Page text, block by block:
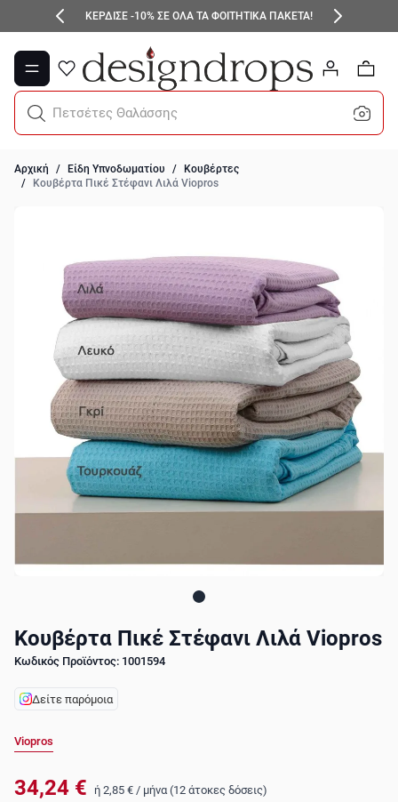
ΚΕΡΔΙΣΕ -10% ΣΕ ΟΛΑ ΤΑ ΦΟΙΤΗΤΙΚΑ ΠΑΚΕΤΑ!
Μετάβαση στο περιεχόμενο
0
Πετσέτες Θαλάσσης
Αρχική / Είδη Υπνοδωματίου /
Κουβέρτες
/
Κουβέρτα Πικέ Στέφανι Λιλά Viopros
Κουβέρτα Πικέ Στέφανι Λιλά Viopros
Κωδικός Προϊόντος: 1001594
Δείτε παρόμοια
Viopros
34,24 € ή 2,85 € / μήνα (12 άτοκες δόσεις)